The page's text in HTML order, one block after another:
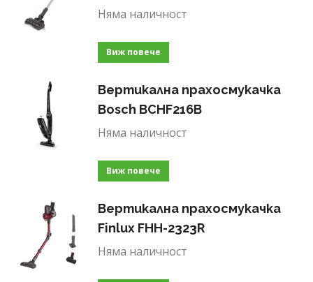
Няма наличност
Виж повече
Вертикална прахосмукачка
Bosch BCHF216B
Няма наличност
Виж повече
Вертикална прахосмукачка
Finlux FHH-2323R
Няма наличност